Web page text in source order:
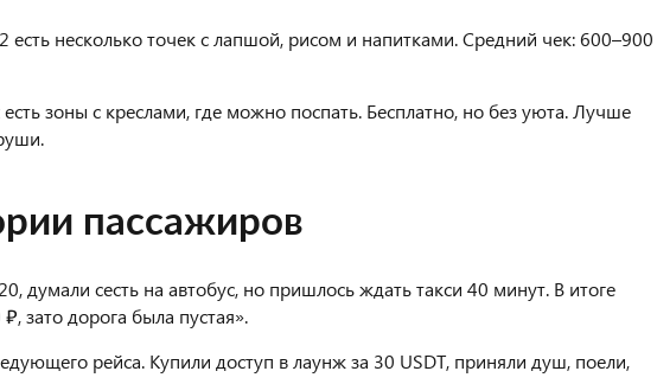
есть несколько точек с лапшой, рисом и напитками. Средний чек:
зоны с креслами, где можно поспать. Бесплатно, но без уюта. Лучше
пассажиров
думали сесть на автобус, но пришлось ждать такси 40 минут. В итоге
зато дорога была пустая».
рейса. Купили доступ в лаунж за 30 USDT, приняли душ, поели,